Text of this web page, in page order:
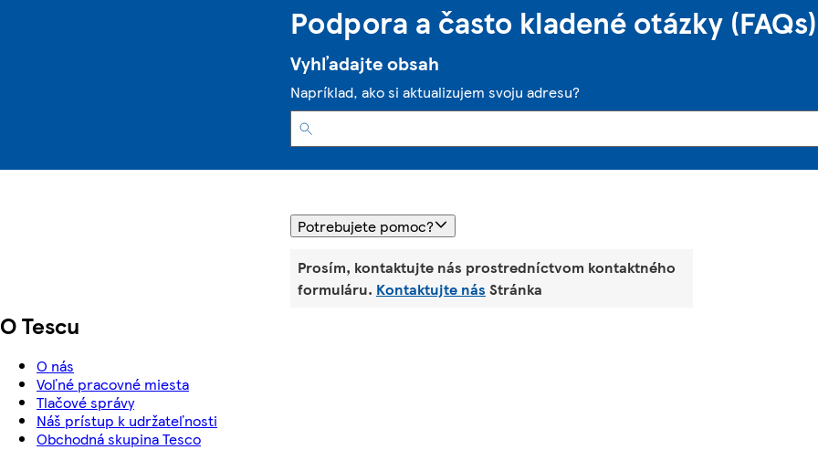
Podpora a často kladené otázky (FAQs)
Vyhľadajte obsah
Napríklad, ako si aktualizujem svoju adresu?
Potrebujete pomoc?
Prosím, kontaktujte nás prostredníctvom kontaktného
formuláru. Kontaktujte nás Stránka
O Tescu
O nás
Voľné pracovné miesta
Tlačové správy
Náš prístup k udržateľnosti
Obchodná skupina Tesco